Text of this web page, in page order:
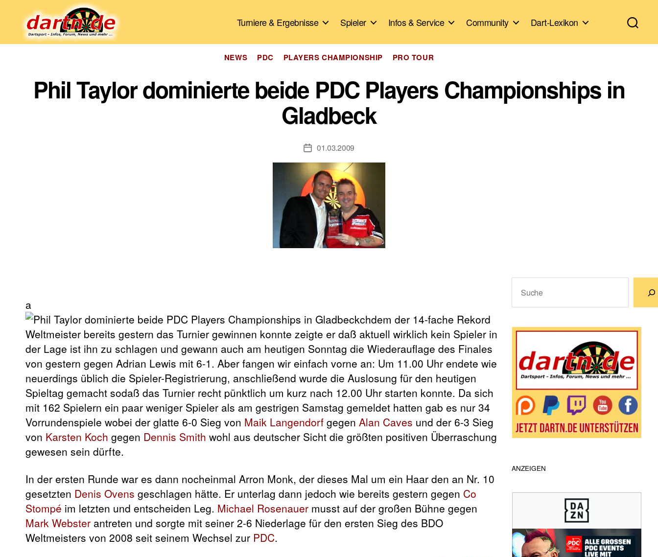
Turniere & Ergebnisse Spieler Infos & Service Community Dart-Lexikon
Kategorien
NEWS PDC PLAYERS CHAMPIONSHIP PRO TOUR
Phil Taylor dominierte beide PDC Players Championships in
Gladbeck
Veröffentlichungsdatum
01.03.2009
a
chdem der 14-fache Rekord
Weltmeister bereits gestern das Turnier gewinnen konnte zeigte er daß aktuell wirklich kein Spieler in
der Lage ist ihn zu schlagen und gewann auch am heutigen Sonntag die Wiederauflage des Finales
von gestern gegen Adrian Lewis mit 6-1. Aber fangen wir einfach vorne an: Um 11.00 Uhr endete wie
neuerdings üblich die Spieler-Registrierung, anschließend wurde die Auslosung für den heutigen
Spieltag gemacht sodaß das Turnier recht pünktlich um kurz nach 12.00 Uhr starten konnte. Da sich
mit 162 Spielern ein paar weniger Spieler als am gestrigen Samstag gemeldet hatten gab es nur 34
Vorrundenspiele wobei der glatte 6-0 Sieg von Maik Langendorf gegen Alan Caves und der 6-3 Sieg
von Karsten Koch gegen Dennis Smith wohl aus deutscher Sicht die größten positiven Überraschung
gewesen sein dürfte.
In der ersten Runde war es dann nocheinmal Arron Monk, der dieses Mal um ein Haar den an Nr. 10
gesetzten Denis Ovens geschlagen hätte. Er unterlag dann jedoch wie bereits gestern gegen Co
Stompé im letzten und entscheiden Leg. Michael Rosenauer musst auf der großen Bühne gegen
Mark Webster antreten und sorgte mit seiner 2-6 Niederlage für den ersten Sieg des BDO
Weltmeisters von 2008 seit seinem Wechsel zur PDC.
ANZEIGEN